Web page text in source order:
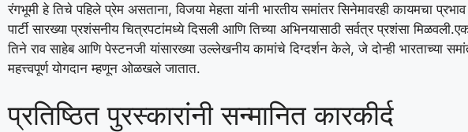
रंगभूमी हे तिचे पहिले प्रेम असताना, विजया मेहता यांनी भारतीय समांतर सिनेमावरही कायमचा
पार्टी सारख्या प्रशंसनीय चित्रपटांमध्ये दिसली आणि तिच्या अभिनयासाठी सर्वत्र प्रशंसा मिळवली.
तिने राव साहेब आणि पेस्टनजी यांसारख्या उल्लेखनीय कामांचे दिग्दर्शन केले, जे दोन्ही भारताच्या
महत्त्वपूर्ण योगदान म्हणून ओळखले जातात.
प्रतिष्ठित पुरस्कारांनी सन्मानित कारकीर्द